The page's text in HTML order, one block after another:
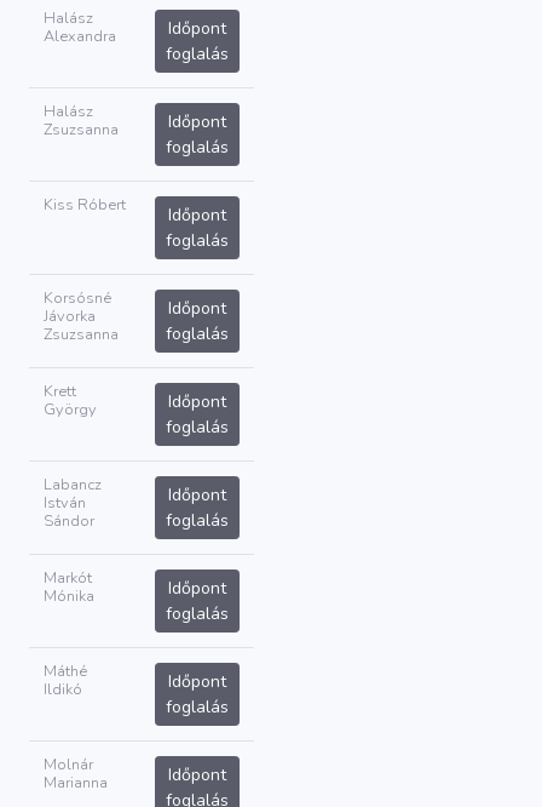
Halász
Alexandra
Időpont
foglalás
Halász
Zsuzsanna
Időpont
foglalás
Kiss Róbert
Időpont
foglalás
Korsósné
Jávorka
Zsuzsanna
Időpont
foglalás
Krett
György
Időpont
foglalás
Labancz
István
Sándor
Időpont
foglalás
Markót
Mónika
Időpont
foglalás
Máthé
Ildikó
Időpont
foglalás
Molnár
Marianna
Időpont
foglalás